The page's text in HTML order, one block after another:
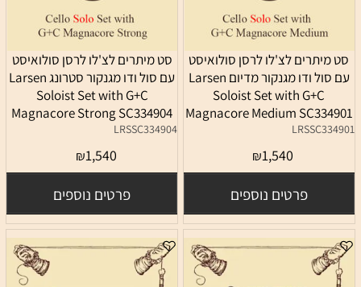
סט מיתרים לצ'לו לרסן סולואיסט
עם סול ודו מגנקור מדיום Larsen
Soloist Set with G+C
Magnacore Medium SC334901
LRSSC334901
₪1,540
פרטים נוספים
סט מיתרים לצ'לו לרסן סולואיסט
עם סול ודו מגנקור סטרונג Larsen
Soloist Set with G+C
Magnacore Strong SC334904
LRSSC334904
₪1,540
פרטים נוספים